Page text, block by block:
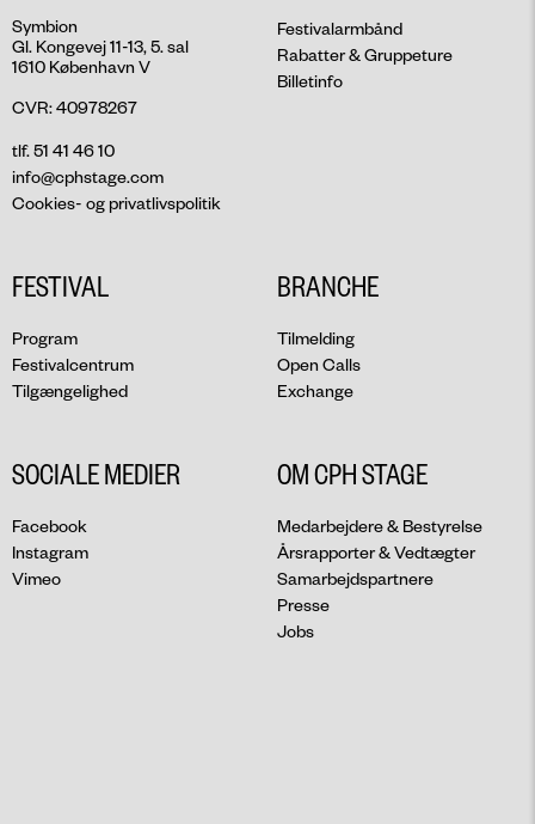
Symbion
Gl. Kongevej 11-13, 5. sal
1610 København V
CVR: 40978267
tlf. 51 41 46 10
info@cphstage.com
Cookies- og privatlivspolitik
Festivalarmbånd
Rabatter & Gruppeture
Billetinfo
FESTIVAL
Program
Festivalcentrum
Tilgængelighed
BRANCHE
Tilmelding
Open Calls
Exchange
SOCIALE MEDIER
Facebook
Instagram
Vimeo
OM CPH STAGE
Medarbejdere & Bestyrelse
Årsrapporter & Vedtægter
Samarbejdspartnere
Presse
Jobs